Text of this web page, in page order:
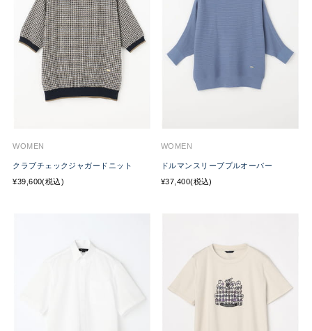
WOMEN
クラブチェックジャガードニット
¥39,600(税込)
WOMEN
ドルマンスリーブプルオーバー
¥37,400(税込)